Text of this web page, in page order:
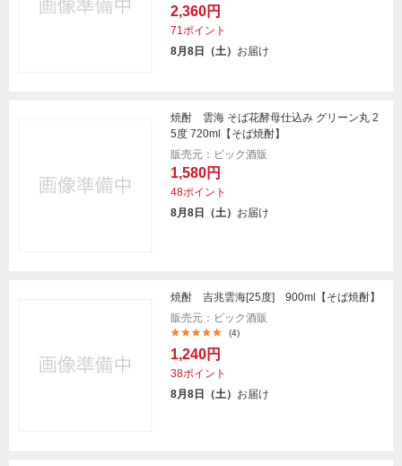
2,360円
71ポイント
8月8日（土） お届け
焼酎 雲海 そば花酵母仕込み グリーン丸 2
5度 720ml【そば焼酎】
販売元：ビック酒販
1,580円
48ポイント
8月8日（土） お届け
焼酎 吉兆雲海[25度] 900ml【そば焼酎】
販売元：ビック酒販
(4)
1,240円
38ポイント
8月8日（土） お届け